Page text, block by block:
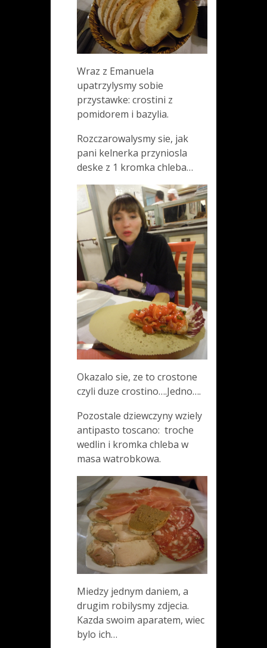
Wraz z Emanuela
upatrzylysmy sobie
przystawke: crostini z
pomidorem i bazylia.
Rozczarowalysmy sie, jak
pani kelnerka przyniosla
deske z 1 kromka chleba…
Okazalo sie, ze to crostone
czyli duze crostino….Jedno….
Pozostale dziewczyny wziely
antipasto toscano: troche
wedlin i kromka chleba w
masa watrobkowa.
Miedzy jednym daniem, a
drugim robilysmy zdjecia.
Kazda swoim aparatem, wiec
bylo ich…